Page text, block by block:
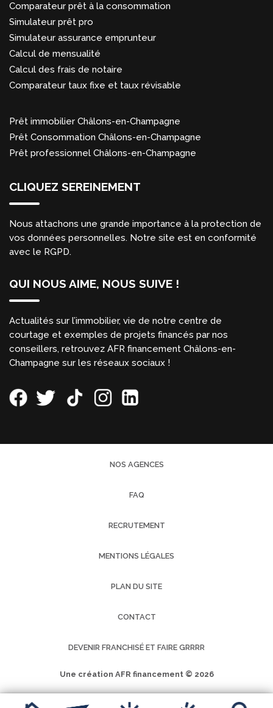
Comparateur prêt à la consommation
Simulateur prêt pro
Simulateur assurance emprunteur
Calcul de mensualité
Calcul des frais de notaire
Comparateur taux fixe et taux révisable
Prêt immobilier Châlons-en-Champagne
Prêt Consommation Châlons-en-Champagne
Prêt professionnel Châlons-en-Champagne
CLIQUEZ SEREINEMENT
Nous attachons une grande importance à la protection de
vos données personnelles. Notre site est en conformité
avec le RGPD.
QUI NOUS AIME, NOUS SUIVE !
Actualités sur l’immobilier, vie de notre centre de
courtage et exemples de projets financés par nos
conseillers, retrouvez AFR financement Châlons-en-
Champagne sur les réseaux sociaux !
NOS AGENCES
FAQ
RECRUTEMENT
MENTIONS LÉGALES
PLAN DU SITE
CONTACT
DEVENIR FRANCHISÉ ET FAIRE GRRRR
Une création AFR financement © 2026